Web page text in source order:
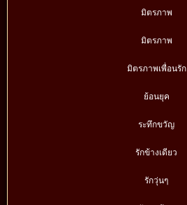
มิตรภาพ
มิตรภาพ
มิตรภาพเพื่อนรัก
ย้อนยุค
ระทึกขวัญ
รักข้างเดียว
รักวุ่นๆ